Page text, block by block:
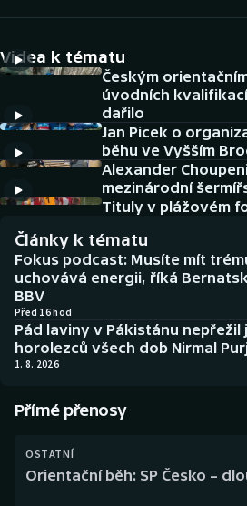
DALŠÍ SPORTY
Americký fotbal
Baseball a softbal
Basketbal
Biatlon
Boby a skeleton
Box
Florbal
NEPŘEHLÉDNĚTE
Soutěže
Historické návraty
Aplikace ČT sport
AZ kvíz
Videa k tématu
Českým
úvodních
dařilo
Jan Picek o
běhu ve Vyšším
Alexander
mezinárodní
Tituly v plážovém
Články k tématu
Fokus podcast: Musíte mít
uchovává energii, říká
BBV
Před 16 hod
Pád laviny v Pákistánu nepřežil
horolezců všech dob Nirmal
1. 8. 2026
Přímé přenosy
OSTATNÍ
Orientační běh: SP Česko –